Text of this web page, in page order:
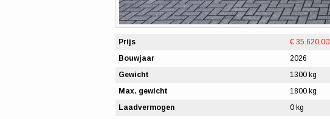
Prijs
€ 35.620,00
Bouwjaar
2026
Gewicht
1300 kg
Max. gewicht
1800 kg
Laadvermogen
0 kg